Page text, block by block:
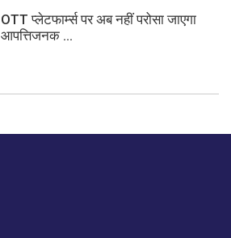
OTT प्लेटफार्म्स पर अब नहीं परोसा जाएगा
आपत्तिजनक ...